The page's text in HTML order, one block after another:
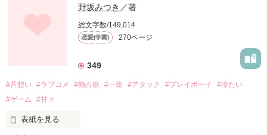
『　小 鞠 の 全 部 、 俺 に ち ょ う だ い　』
2020.09.19完結
作品を読む
2016.10.09　公開
◎2018.08.25     書籍化
その瞳には光も何も写していない。
真っ黒な瞳を持つ、冷たい姫
――――本当に最低だったのはどちらか。
私は飛鳥の心を踏み弄った。
お前の脳内は一体どうなってんだ」
すき、好き、大好き。
野坂みつき ／著
総文字数/149,014
恋愛(学園) 270ページ
349
#片想い #ラブコメ #独占欲 #一途 #アタック #プレイボーイ
#冷たい
#ゲーム
#甘々
表紙を見る